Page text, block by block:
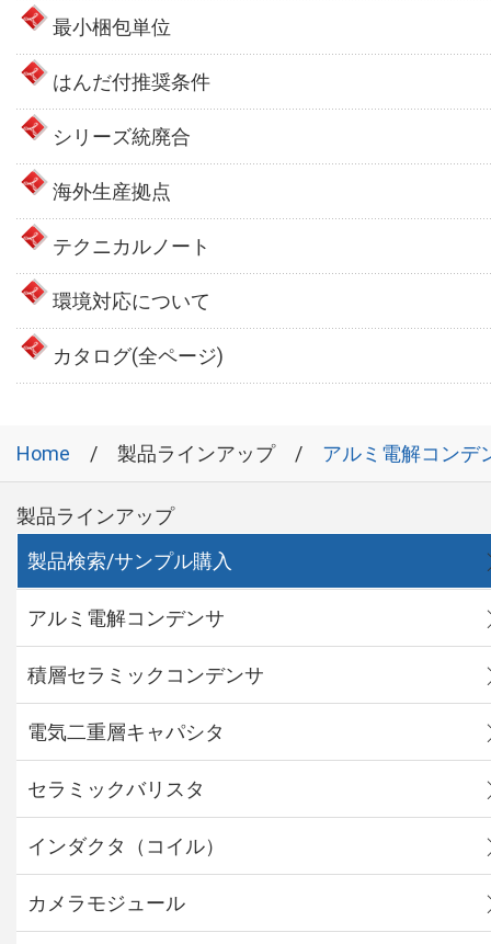
最小梱包単位
はんだ付推奨条件
シリーズ統廃合
海外生産拠点
テクニカルノート
環境対応について
カタログ(全ページ)
Home 製品ラインアップ アルミ電解コンデ
製品ラインアップ
製品検索/サンプル購入
アルミ電解コンデンサ
積層セラミックコンデンサ
電気二重層キャパシタ
セラミックバリスタ
インダクタ（コイル）
カメラモジュール